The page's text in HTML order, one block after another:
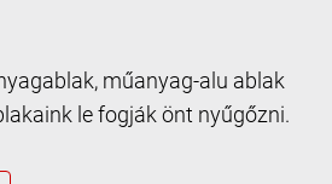
műanyag-alu ablak
le fogják önt nyűgőzni.